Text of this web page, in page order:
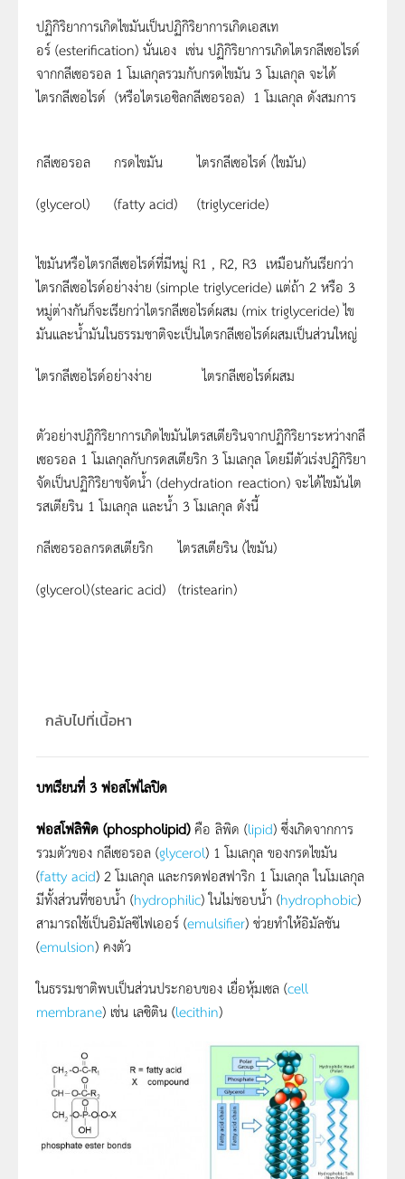
ปฏิกิริยาการเกิดไขมันเป็นปฏิกิริยาการเกิดเอสเท
อร์ (esterification) นั่นเอง เช่น ปฏิกิริยาการเกิดไตรกลีเซอไรด์
จากกลีเซอรอล 1 โมเลกุลรวมกับกรดไขมัน 3 โมเลกุล จะได้
ไตรกลีเซอไรด์ (หรือไตรเอซิลกลีเซอรอล) 1 โมเลกุล ดังสมการ
กลีเซอรอล
(glycerol)
กรดไขมัน
(fatty acid)
ไตรกลีเซอไรด์ (ไขมัน)
(triglyceride)
ไขมันหรือไตรกลีเซอไรด์ที่มีหมู่ R1 , R2, R3 เหมือนกันเรียกว่า
ไตรกลีเซอไรด์อย่างง่าย (simple triglyceride) แต่ถ้า 2 หรือ 3
หมู่ต่างกันก็จะเรียกว่าไตรกลีเซอไรด์ผสม (mix triglyceride) ไข
มันและน้ำมันในธรรมชาติจะเป็นไตรกลีเซอไรด์ผสมเป็นส่วนใหญ่
ไตรกลีเซอไรด์อย่างง่าย
ไตรกลีเซอไรด์ผสม
ตัวอย่างปฏิกิริยาการเกิดไขมันไตรสเตียรินจากปฏิกิริยาระหว่างกลี
เซอรอล 1 โมเลกุลกับกรดสเตียริก 3 โมเลกุล โดยมีตัวเร่งปฏิกิริยา
จัดเป็นปฏิกิริยาขจัดน้ำ (dehydration reaction) จะได้ไขมันไต
รสเตียริน 1 โมเลกุล และน้ำ 3 โมเลกุล ดังนี้
กลีเซอรอล
(glycerol)
กรดสเตียริก
(stearic acid)
ไตรสเตียริน (ไขมัน)
(tristearin)
กลับไปที่เนื้อหา
บทเรียนที่ 3 ฟอสโฟไลปิด
ฟอสโฟลิพิด (phospholipid)คือ ลิพิด (lipid) ซึ่งเกิดจากการ
รวมตัวของ กลีเซอรอล (glycerol) 1 โมเลกุล ของกรดไขมัน
(fatty acid) 2 โมเลกุล และกรดฟอสฟาริก 1 โมเลกุล ในโมเลกุล
มีทั้งส่วนที่ชอบน้ำ (hydrophilic) ในไม่ชอบน้ำ (hydrophobic)
สามารถใช้เป็นอิมัลซิไฟเออร์ (emulsifier) ช่วยทำให้อิมัลชัน
(emulsion) คงตัว
ในธรรมชาติพบเป็นส่วนประกอบของ เยื่อหุ้มเซล (cell
membrane) เช่น เลซิติน (lecithin)